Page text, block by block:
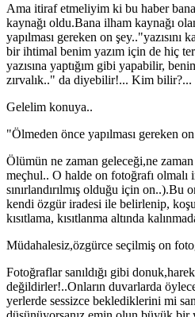
Ama itiraf etmeliyim ki bu haber
kaynağı oldu.Bana ilham kaynağı
yapılması gereken on
bir ihtimal benim yazım için de hiç
yazısına yaptığım gibi yapabilir,
zırvalık.." da diyebilir!... Kim bilir?...
Gelelim konuya..
"Ölmeden önce yapılması gereken
Ölümün ne zaman geleceği,ne zaman
meçhul.. O halde on fotoğrafı olmalı
sınırlandırılmış olduğu için on..).Bu
kendi özgür iradesi ile belirlenip,
kısıtlama, kısıtlanma altında
Müdahalesiz,özgürce seçilmiş on
Fotoğraflar sanıldığı gibi
değildirler!..Onların duvarlarda öylece
yerlerde sessizce beklediklerini mi